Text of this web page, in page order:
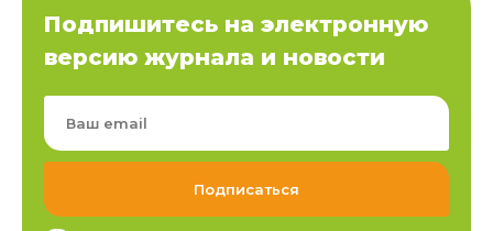
Подпишитесь на электронную
версию журнала и новости